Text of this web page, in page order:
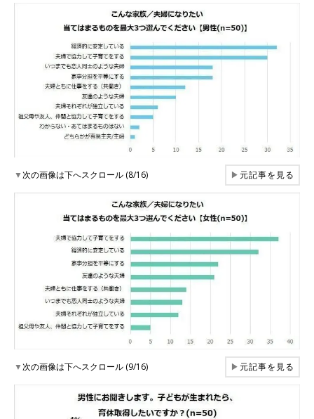
▼次の画像は下へスクロール (8/16) ▶元記事を見る
▼次の画像は下へスクロール (9/16) ▶元記事を見る